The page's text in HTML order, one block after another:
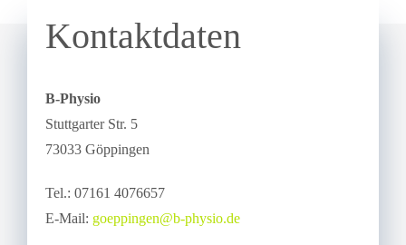
Kontaktdaten
B-Physio
Stuttgarter Str. 5
73033 Göppingen
Tel.: 07161 4076657
E-Mail: goeppingen@b-physio.de